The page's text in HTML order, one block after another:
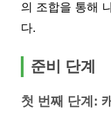
의 조합을 통해
다.
준비 단계
첫 번째 단계: